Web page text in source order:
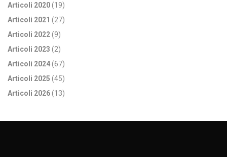
Articoli 2020(19)
Articoli 2021 (27)
Articoli 2022(9)
Articoli 2023 (2)
Articoli 2024(67)
Articoli 2025 (45)
Articoli 2026(13)